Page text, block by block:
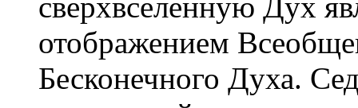
отображением
Бесконечного Духа.